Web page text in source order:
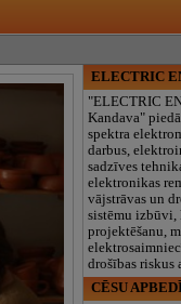
ELECTRIC
"ELECTRIC
Kandava"
spektra
darbus,
sadzīves
elektronikas
vājstrāvas un
sistēmu izbūvi,
projektēšanu,
drošības riskus
CĒSU